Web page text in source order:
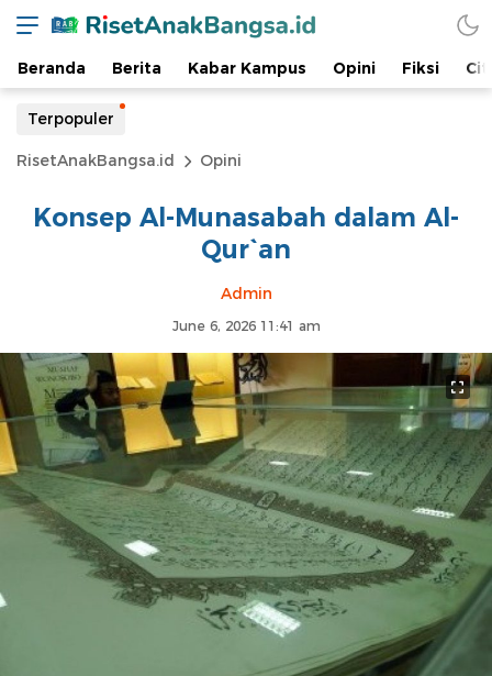
Beranda Berita Kabar Kampus Opini Fiksi
Terpopuler
RisetAnakBangsa.id Opini
Konsep Al-Munasabah dalam Al-
Qur`an
Admin
June 6, 2026 11:41 am